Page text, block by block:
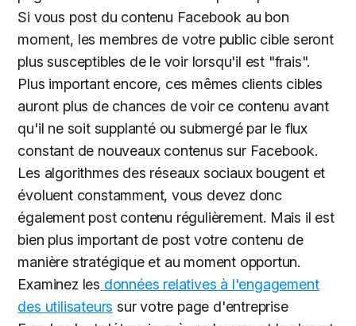
Si vous post du contenu Facebook au bon
moment, les membres de votre public cible seront
plus susceptibles de le voir lorsqu'il est "frais".
Plus important encore, ces mêmes clients cibles
auront plus de chances de voir ce contenu avant
qu'il ne soit supplanté ou submergé par le flux
constant de nouveaux contenus sur Facebook.
Les algorithmes des réseaux sociaux bougent et
évoluent constamment, vous devez donc
également post contenu régulièrement. Mais il est
bien plus important de post votre contenu de
manière stratégique et au moment opportun.
Examinez les données relatives à l'engagement
des utilisateurs sur votre page d'entreprise